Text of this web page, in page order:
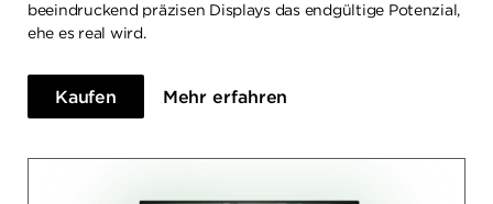
beeindruckend präzisen Displays das endgültige Potenzial,
ehe es real wird.
Kaufen Mehr erfahren